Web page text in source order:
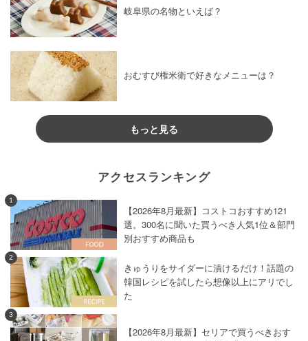
岐阜県の名物といえば？
おむすび権米衛で好きなメニューは？
もっと見る
アクセスランキング
1
【2026年8月最新】コストコおすすめ121
選。300名に聞いた買うべき人気1位＆部門
別おすすめ商品も
2
きゅうりをサイダーに漬けるだけ！話題の
韓国レシピを試したら想像以上にアリでし
た
3
【2026年8月最新】セリアで買うべきおす